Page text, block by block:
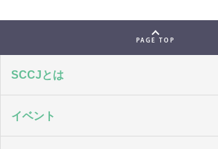
PAGE TOP
SCCJとは
イベント